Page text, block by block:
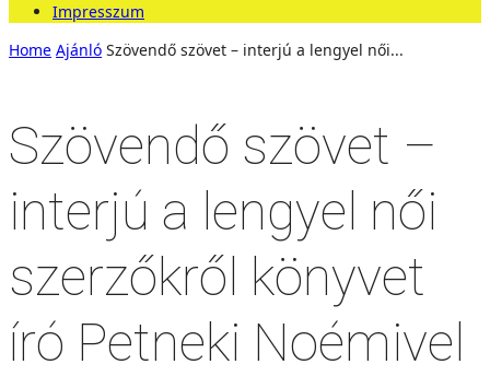
Impresszum
Home Ajánló Szövendő szövet – interjú a lengyel női...
Szövendő szövet –
interjú a lengyel női
szerzőkről könyvet
író Petneki Noémivel